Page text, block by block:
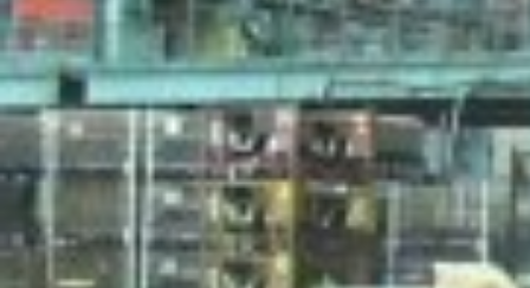
негабаритные станки и другие грузы. В этом случае
грузоперевозчик должен найти подходящую технику
(низкорамная платформа, обычный грузовик), заранее
решить вопрос с погрузкой-выгрузкой.
Негабаритный груз при подготовке к транспортировке и
доставке создаст проблемы его владельцу. Сначала он
должен выяснить, какие разрешения нужны на
транспортировку груза. Конечно, фирмы, занимающиеся
перевозками, за вознаграждение быстро решат